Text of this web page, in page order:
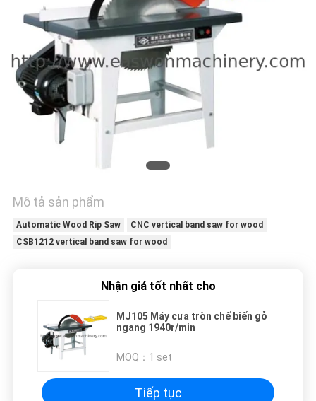
TÔI
TIN
TỨC
GIÁ
SƠ
PRIVACY
POLICY
Mô tả sản phẩm
Automatic Wood Rip Saw
CNC vertical band saw for wood
CSB1212 vertical band saw for wood
Nhận giá tốt nhất cho
MJ105 Máy cưa tròn chế biến gỗ
ngang 1940r/min
MOQ： 1 set
Tiếp tục